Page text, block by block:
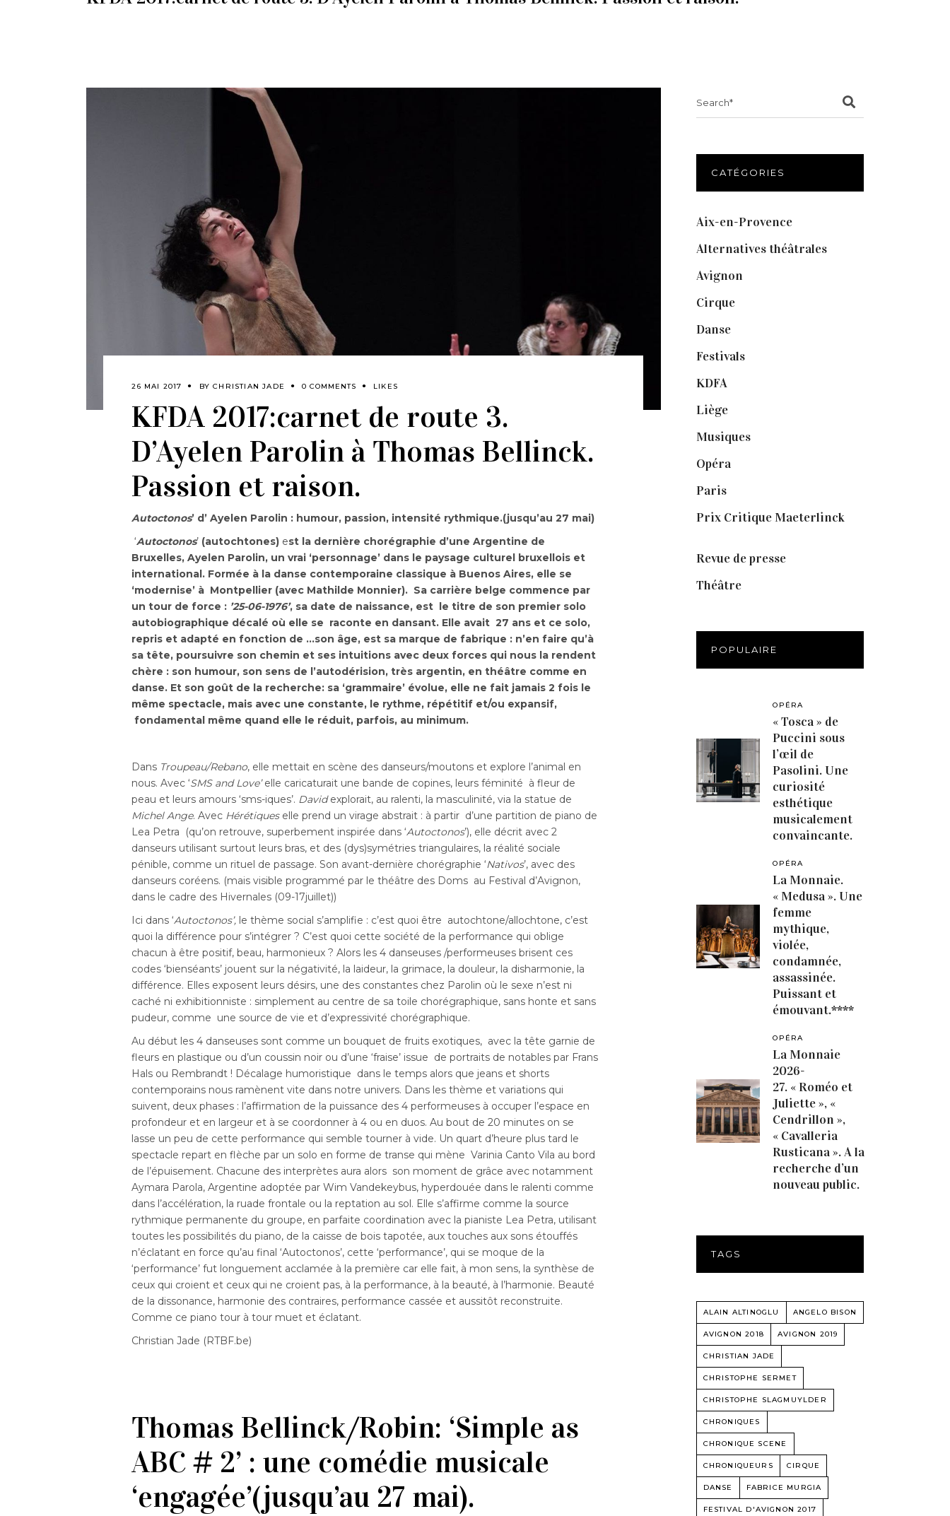
26 MAI 2017 BYCHRISTIAN JADE 0 COMMENTS LIKES
KFDA 2017:carnet de route 3.
D’Ayelen Parolin à Thomas Bellinck.
Passion et raison.
Autoctonos’ d’ Ayelen Parolin : humour, passion, intensité rythmique.(jusqu’au 27 mai)
‘Autoctonos’ (autochtones) est la dernière chorégraphie d’une Argentine de
Bruxelles, Ayelen Parolin, un vrai ‘personnage’ dans le paysage culturel bruxellois et
international. Formée à la danse contemporaine classique à Buenos Aires, elle se
‘modernise’ à Montpellier (avec Mathilde Monnier). Sa carrière belge commence par
un tour de force : ’25-06-1976’, sa date de naissance, est le titre de son premier solo
autobiographique décalé où elle se raconte en dansant. Elle avait 27 ans et ce solo,
repris et adapté en fonction de …son âge, est sa marque de fabrique : n’en faire qu’à
sa tête, poursuivre son chemin et ses intuitions avec deux forces qui nous la rendent
chère : son humour, son sens de l’autodérision, très argentin, en théâtre comme en
danse. Et son goût de la recherche: sa ‘grammaire’ évolue, elle ne fait jamais 2 fois le
même spectacle, mais avec une constante, le rythme, répétitif et/ou expansif,
fondamental même quand elle le réduit, parfois, au minimum.
Dans Troupeau/Rebano, elle mettait en scène des danseurs/moutons et explore l’animal en
nous. Avec ‘SMS and Love’elle caricaturait une bande de copines, leurs féminité à fleur de
peau et leurs amours ‘sms-iques’. Davidexplorait, au ralenti, la masculinité, via la statue de
Michel Ange. Avec Hérétiqueselle prend un virage abstrait : à partir d’une partition de piano de
Lea Petra (qu’on retrouve, superbement inspirée dans ‘Autoctonos’), elle décrit avec 2
danseurs utilisant surtout leurs bras, et des (dys)symétries triangulaires, la réalité sociale
pénible, comme un rituel de passage. Son avant-dernière chorégraphie ‘Nativos’, avec des
danseurs coréens. (mais visible programmé par le théâtre des Doms au Festival d’Avignon,
dans le cadre des Hivernales (09-17juillet))
Ici dans ‘Autoctonos’, le thème social s’amplifie : c’est quoi être autochtone/allochtone, c’est
quoi la différence pour s’intégrer ? C’est quoi cette société de la performance qui oblige
chacun à être positif, beau, harmonieux ? Alors les 4 danseuses /performeuses brisent ces
codes ‘bienséants’ jouent sur la négativité, la laideur, la grimace, la douleur, la disharmonie, la
différence. Elles exposent leurs désirs, une des constantes chez Parolin où le sexe n’est ni
caché ni exhibitionniste : simplement au centre de sa toile chorégraphique, sans honte et sans
pudeur, comme une source de vie et d’expressivité chorégraphique.
Au début les 4 danseuses sont comme un bouquet de fruits exotiques, avec la tête garnie de
fleurs en plastique ou d’un coussin noir ou d’une ‘fraise’ issue de portraits de notables par Frans
Hals ou Rembrandt ! Décalage humoristique dans le temps alors que jeans et shorts
contemporains nous ramènent vite dans notre univers. Dans les thème et variations qui
suivent, deux phases : l’affirmation de la puissance des 4 performeuses à occuper l’espace en
profondeur et en largeur et à se coordonner à 4 ou en duos. Au bout de 20 minutes on se
lasse un peu de cette performance qui semble tourner à vide. Un quart d’heure plus tard le
spectacle repart en flèche par un solo en forme de transe qui mène Varinia Canto Vila au bord
de l’épuisement. Chacune des interprètes aura alors son moment de grâce avec notamment
Aymara Parola, Argentine adoptée par Wim Vandekeybus, hyperdouée dans le ralenti comme
dans l’accélération, la ruade frontale ou la reptation au sol. Elle s’affirme comme la source
rythmique permanente du groupe, en parfaite coordination avec la pianiste Lea Petra, utilisant
toutes les possibilités du piano, de la caisse de bois tapotée, aux touches aux sons étouffés
n’éclatant en force qu’au final ‘Autoctonos’, cette ‘performance’, qui se moque de la
‘performance’ fut longuement acclamée à la première car elle fait, à mon sens, la synthèse de
ceux qui croient et ceux qui ne croient pas, à la performance, à la beauté, à l’harmonie. Beauté
de la dissonance, harmonie des contraires, performance cassée et aussitôt reconstruite.
Comme ce piano tour à tour muet et éclatant.
Christian Jade (RTBF.be)
Thomas Bellinck/Robin: ‘Simple as
ABC # 2’ : une comédie musicale
‘engagée’(jusqu’au 27 mai).
CATÉGORIES
Aix-en-Provence(20)
Alternatives théâtrales(1)
Avignon
Cirque(8)
Danse(30)
Festivals(6)
KDFA(3)
Liège(9)
Musiques(1)
Opéra(56)
Paris(14)
Prix Critique Maeterlinck
Revue de presse(1)
Théâtre(386)
POPULAIRE
OPÉRA
« Tosca » de
Puccini sous
l’œil de
Pasolini. Une
curiosité
esthétique
musicalement
convaincante.
OPÉRA
La Monnaie.
« Medusa ». Une
femme
mythique,
violée,
condamnée,
assassinée.
Puissant et
émouvant.****
OPÉRA
La Monnaie
2026-
27. « Roméo et
Juliette », «
Cendrillon »,
« Cavalleria
Rusticana ». A la
recherche d’un
nouveau public.
TAGS
ALAIN ALTINOGLU ANGELO BISON
AVIGNON 2018 AVIGNON 2019
CHRISTIAN JADE
CHRISTOPHE SERMET
CHRISTOPHE SLAGMUYLDER
CHRONIQUES
CHRONIQUE SCENE
CHRONIQUEURS CIRQUE
DANSE FABRICE MURGIA
FESTIVAL D'AVIGNON 2017